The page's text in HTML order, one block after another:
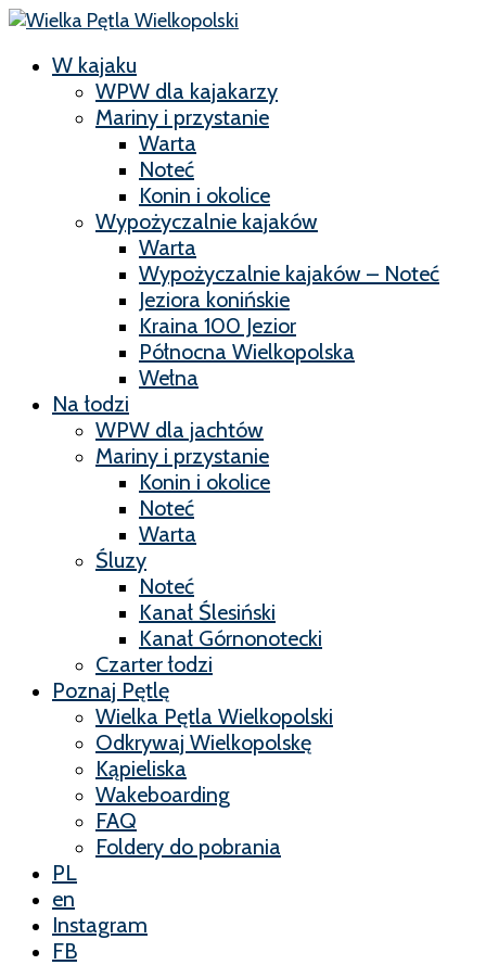
W kajaku
WPW dla kajakarzy
Mariny i przystanie
Warta
Noteć
Konin i okolice
Wypożyczalnie kajaków
Warta
Wypożyczalnie kajaków – Noteć
Jeziora konińskie
Kraina 100 Jezior
Północna Wielkopolska
Wełna
Na łodzi
WPW dla jachtów
Mariny i przystanie
Konin i okolice
Noteć
Warta
Śluzy
Noteć
Kanał Ślesiński
Kanał Górnonotecki
Czarter łodzi
Poznaj Pętlę
Wielka Pętla Wielkopolski
Odkrywaj Wielkopolskę
Kąpieliska
Wakeboarding
FAQ
Foldery do pobrania
PL
en
Instagram
FB